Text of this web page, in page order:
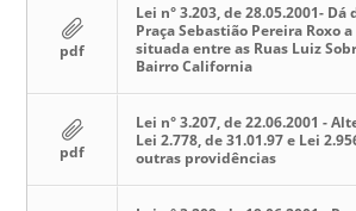
pdf
Lei n° 3.203, de 28.05.2001-
Praça Sebastião Pereira Roxo
situada entre as Ruas Luiz
Bairro California
pdf
Lei n° 3.207, de 22.06.2001 -
Lei 2.778, de 31.01.97 e Lei
outras providências